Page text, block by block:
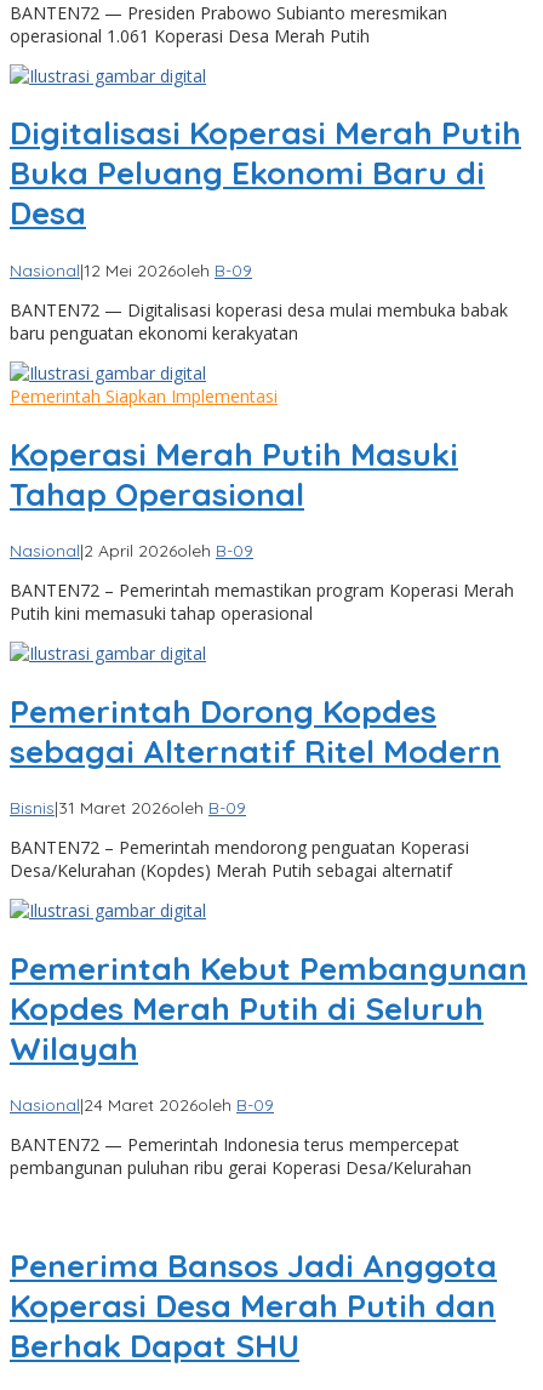
BANTEN72 — Presiden Prabowo Subianto meresmikan
operasional 1.061 Koperasi Desa Merah Putih
Digitalisasi Koperasi Merah Putih
Buka Peluang Ekonomi Baru di
Desa
Nasional|12 Mei 2026oleh B-09
BANTEN72 — Digitalisasi koperasi desa mulai membuka babak
baru penguatan ekonomi kerakyatan
Pemerintah Siapkan Implementasi
Koperasi Merah Putih Masuki
Tahap Operasional
Nasional|2 April 2026oleh B-09
BANTEN72 – Pemerintah memastikan program Koperasi Merah
Putih kini memasuki tahap operasional
Pemerintah Dorong Kopdes
sebagai Alternatif Ritel Modern
Bisnis|31 Maret 2026oleh B-09
BANTEN72 – Pemerintah mendorong penguatan Koperasi
Desa/Kelurahan (Kopdes) Merah Putih sebagai alternatif
Pemerintah Kebut Pembangunan
Kopdes Merah Putih di Seluruh
Wilayah
Nasional|24 Maret 2026oleh B-09
BANTEN72 — Pemerintah Indonesia terus mempercepat
pembangunan puluhan ribu gerai Koperasi Desa/Kelurahan
Penerima Bansos Jadi Anggota
Koperasi Desa Merah Putih dan
Berhak Dapat SHU